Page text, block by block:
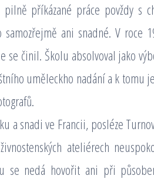
příkázané práce povždy s
ani snadné. V roce
činil. Školu absolvoval jako
uměleckho nadání a k tomu
a snadi ve Francii, posléze
ateliérech
se nedá hovořit ani při